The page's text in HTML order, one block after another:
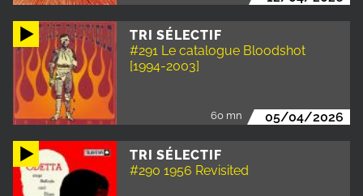
TRI SÉLECTIF
#291 Le catalogue Bloodshot
[1994-2003]
60 mn 05/04/2026
TRI SÉLECTIF
#290 1956 Revisited